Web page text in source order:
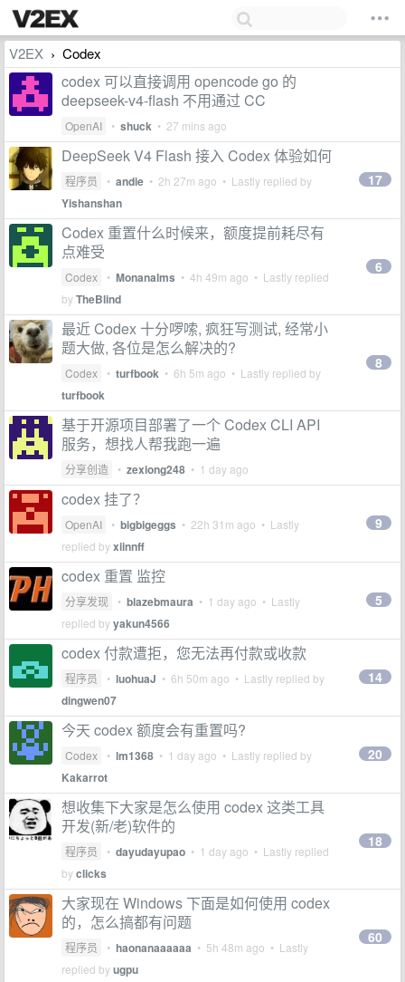
V2EX › Codex
codex 可以直接调用 opencode go 的
deepseek-v4-flash 不用通过 CC
OpenAI • shuck • 27 mins ago
DeepSeek V4 Flash 接入 Codex 体验如何
程序员 • andie • 2h 27m ago • Lastly replied by
Yishanshan
17
Codex 重置什么时候来，额度提前耗尽有
点难受
Codex • Monanalms • 4h 49m ago • Lastly replied
byTheBlind
6
最近 Codex 十分啰嗦, 疯狂写测试, 经常小
题大做, 各位是怎么解决的?
Codex • turfbook • 6h 5m ago • Lastly replied by
turfbook
8
基于开源项目部署了一个 Codex CLI API
服务，想找人帮我跑一遍
分享创造 • zexiong248 • 1 day ago
codex 挂了？
OpenAI • bigbigeggs • 22h 31m ago • Lastly
replied byxiinnff
9
codex 重置 监控
分享发现 • blazebmaura • 1 day ago • Lastly
replied byyakun4566
5
codex 付款遭拒，您无法再付款或收款
程序员 • luohuaJ • 6h 50m ago • Lastly replied by
dingwen07
14
今天 codex 额度会有重置吗?
Codex • lm1368 • 1 day ago • Lastly replied by
Kakarrot
20
想收集下大家是怎么使用 codex 这类工具
开发(新/老)软件的
程序员 • dayudayupao • 1 day ago • Lastly replied
byclicks
18
大家现在 Windows 下面是如何使用 codex
的，怎么搞都有问题
程序员 • haonanaaaaaa • 5h 48m ago • Lastly
replied byugpu
60